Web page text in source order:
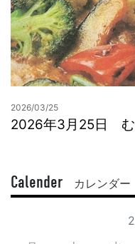
2026/03/25
2026年3月25日 む
Calender カレンダー